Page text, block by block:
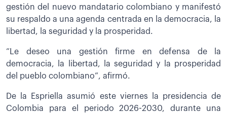
gestión del nuevo mandatario colombiano y manifestó
su respaldo a una agenda centrada en la democracia, la
libertad, la seguridad y la prosperidad.
“Le deseo una gestión firme en defensa de la
democracia, la libertad, la seguridad y la prosperidad
del pueblo colombiano”, afirmó.
De la Espriella asumió este viernes la presidencia de
Colombia para el periodo 2026-2030, durante una